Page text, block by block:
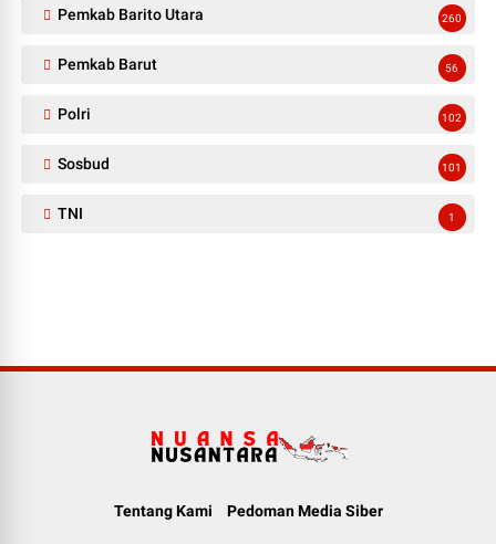
Pemkab Barito Utara 260
Pemkab Barut 56
Polri 102
Sosbud 101
TNI 1
Tentang Kami Pedoman Media Siber